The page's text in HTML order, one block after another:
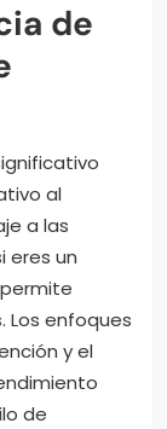
de
al
a las
eres un
enfoques
y el
de